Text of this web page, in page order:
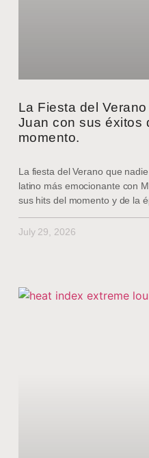
La Fiesta del
Juan con sus éxitos
momento.
La fiesta del Verano que
latino más emocionante con
sus hits del momento y de la
July 29, 2026